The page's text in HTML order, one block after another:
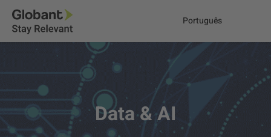
Português
Data & AI